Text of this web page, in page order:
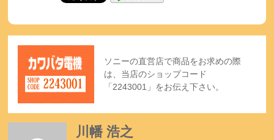
ソニーの直営店で商品をお求めの際
は、当店のショップコード
「2243001」をお伝え下さい。
川幡 浩之